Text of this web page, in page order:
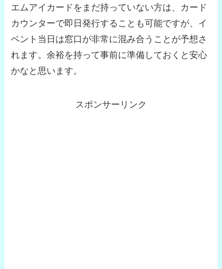
エムアイカードをまだ持っていない方は、カード
カウンターで即日発行することも可能ですが、イ
ベント当日は窓口が非常に混み合うことが予想さ
れます。余裕を持って事前に準備しておくと安心
かなと思います。
スポンサーリンク